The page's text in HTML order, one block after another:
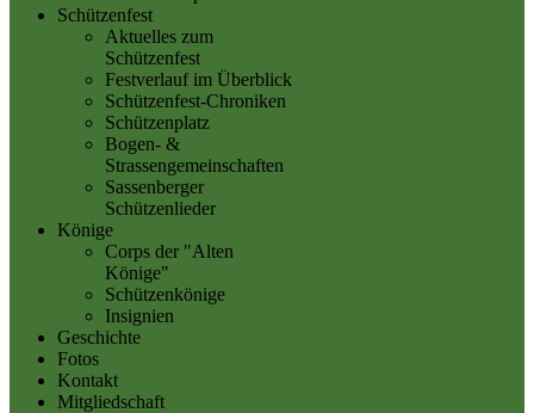
Schützenfest
Aktuelles zum
Schützenfest
Festverlauf im Überblick
Schützenfest-Chroniken
Schützenplatz
Bogen- &
Strassengemeinschaften
Sassenberger
Schützenlieder
Könige
Corps der "Alten
Könige"
Schützenkönige
Insignien
Geschichte
Fotos
Kontakt
Mitgliedschaft